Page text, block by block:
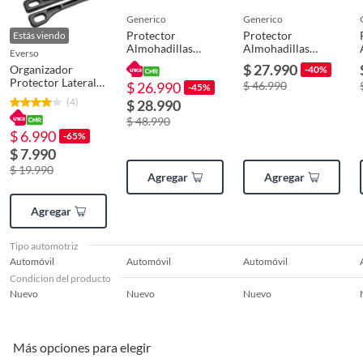
Estás viendo
everso
Organizador
Protector Lateral
Auto 2pzs-relleno
Asiento
(4)
$ 6.990 -65%
$ 7.990
$ 19.990
Agregar
generico
Protector
Almohadillas
Relleno Lateral
Para Espacios
Asiento
$ 26.990 -45%
$ 28.990
$ 48.990
Agregar
generico
Protector
Almohadillas
Relleno Lateral
Para Espacios As
657
$ 27.990 -40%
$ 46.990
Agregar
Tipo automotriz
Automóvil
Automóvil Automóvil
Condicion del producto
Nuevo
Nuevo Nuevo
Más opciones para elegir